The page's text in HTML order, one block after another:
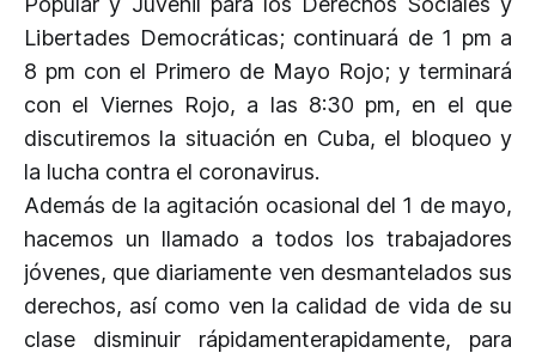
Libertades Democráticas; continuará de 1 pm a
8 pm con el Primero de Mayo Rojo; y terminará
con el Viernes Rojo, a las 8:30 pm, en el que
discutiremos la situación en Cuba, el bloqueo y
la lucha contra el coronavirus.
Además de la agitación ocasional del 1 de mayo,
hacemos un llamado a todos los trabajadores
jóvenes, que diariamente ven desmantelados sus
derechos, así como ven la calidad de vida de su
clase disminuir rápidamenterapidamente, para